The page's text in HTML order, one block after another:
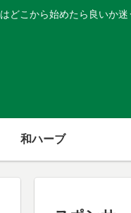
どこから始めたら良いか
和ハーブ